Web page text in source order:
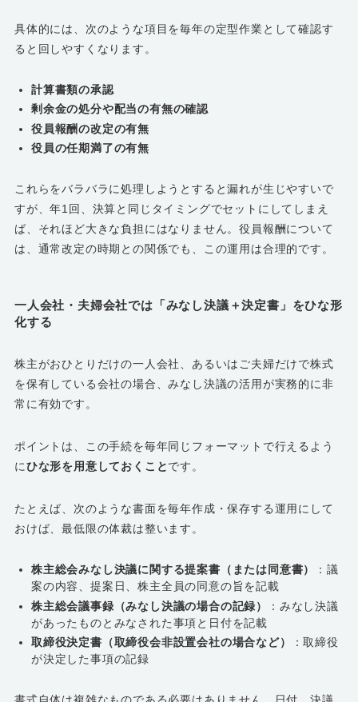
具体的には、次のような項目を毎年の定型作業として確認す
ると回しやすくなります。
計算書類の承認
剰余金の処分や配当の有無の確認
役員報酬の改定の有無
役員の任期満了の有無
これらをバラバラに処理しようとすると漏れが生じやすいで
すが、年1回、決算と同じタイミングでセットにしてしまえ
ば、それほど大きな負担にはなりません。役員報酬について
は、通常改定の時期との関係でも、この運用は合理的です。
一人会社・夫婦会社では「みなし決議＋決定書」をひな形
化する
株主がおひとりだけの一人会社、あるいはご夫婦だけで株式
を保有している会社の場合、みなし決議の活用が実務的に非
常に有効です。
ポイントは、この手続を毎年同じフォーマットで行えるよう
にひな形を用意しておくことです。
たとえば、次のような書面を毎年作成・保存する運用にして
おけば、最低限の体裁は整います。
株主総会みなし決議に関する提案書（または同意書）
：議
案の内容、提案日、株主全員の同意の旨を記載
株主総会議事録（みなし決議の場合の記録）
：みなし決議
があったものとみなされた事項と日付を記載
取締役決定書（取締役会非設置会社の場合など）
：取締役
が決定した事項の記録